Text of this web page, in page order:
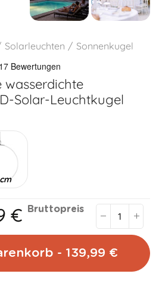
Solarleuchten Sonnenkugel
wasserdichte
Solar-Leuchtkugel
€ Bruttopreis
- 139,99 €